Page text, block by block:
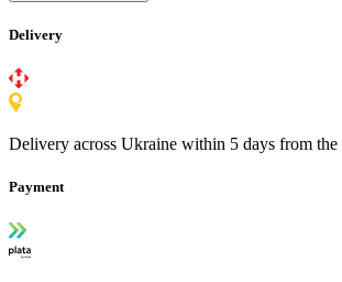
Delivery
Delivery across Ukraine within 5 days from the
Payment